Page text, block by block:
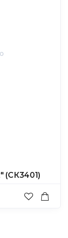
(СК3401)